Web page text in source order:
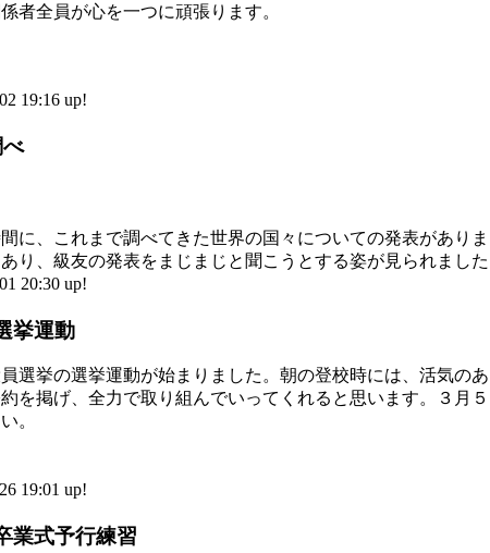
者全員が心を一つに頑張ります。
19:16 up!
に、これまで調べてきた世界の国々についての発表があり
り、級友の発表をまじまじと聞こうとする姿が見られました
20:30 up!
挙運動
選挙の選挙運動が始まりました。朝の登校時には、活気の
を掲げ、全力で取り組んでいってくれると思います。３月
。
19:01 up!
業式予行練習